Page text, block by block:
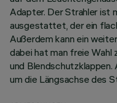
Adapter. Der Strahler ist
ausgestattet, der ein
Außerdem kann ein
dabei hat man freie Wahl
und Blendschutzklappen.
um die Längsachse des